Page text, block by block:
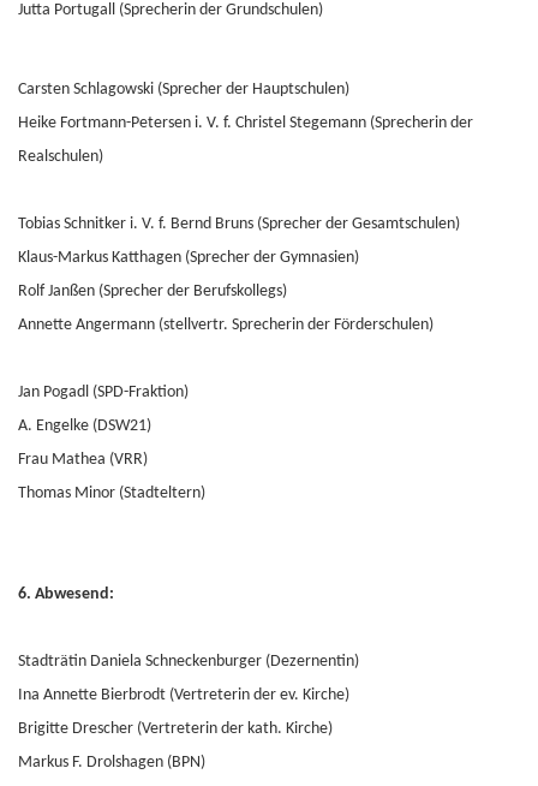
Jutta Portugall (Sprecherin der Grundschulen)
Carsten Schlagowski (Sprecher der Hauptschulen)
Heike Fortmann-Petersen i. V. f. Christel Stegemann (Sprecherin der
Realschulen)
Tobias Schnitker i. V. f. Bernd Bruns (Sprecher der Gesamtschulen)
Klaus-Markus Katthagen (Sprecher der Gymnasien)
Rolf Janßen (Sprecher der Berufskollegs)
Annette Angermann (stellvertr. Sprecherin der Förderschulen)
Jan Pogadl (SPD-Fraktion)
A. Engelke (DSW21)
Frau Mathea (VRR)
Thomas Minor (Stadteltern)
6. Abwesend:
Stadträtin Daniela Schneckenburger (Dezernentin)
Ina Annette Bierbrodt (Vertreterin der ev. Kirche)
Brigitte Drescher (Vertreterin der kath. Kirche)
Markus F. Drolshagen (BPN)